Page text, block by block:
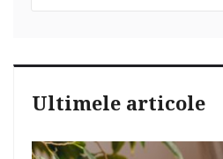
Ultimele articole